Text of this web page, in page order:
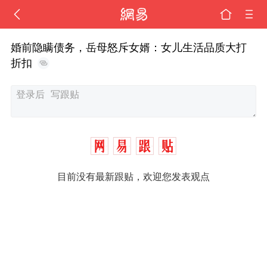
婚前隐瞒债务，岳母怒斥女婿：女儿生活品质大打
折扣
目前没有最新跟贴，欢迎您发表观点